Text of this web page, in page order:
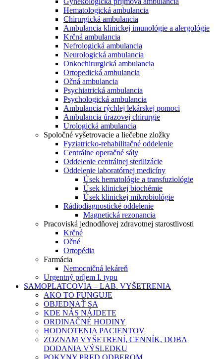
Hematologická ambulancia
Chirurgická ambulancia
Ambulancia klinickej imunológie a alergológie
Krčná ambulancia
Nefrologická ambulancia
Neurologická ambulancia
Onkochirurgická ambulancia
Ortopedická ambulancia
Očná ambulancia
Psychiatrická ambulancia
Psychologická ambulancia
Ambulancia rýchlej lekárskej pomoci
Ambulancia úrazovej chirurgie
Urologická ambulancia
Spoločné vyšetrovacie a liečebne zložky
Fyziatricko-rehabilitačné oddelenie
Centrálne operačné sály
Oddelenie centrálnej sterilizácie
Oddelenie laboratórnej medicíny
Úsek hematológie a transfuziológie
Úsek klinickej biochémie
Úsek klinickej mikrobiológie
Rádiodiagnostické oddelenie
Magnetická rezonancia
Pracoviská jednodňovej zdravotnej starostlivosti
Krčné
Očné
Ortopédia
Farmácia
Nemocničná lekáreň
Urgentný príjem I. typu
SAMOPLATCOVIA – LAB. VYŠETRENIA
AKO TO FUNGUJE
OBJEDNAŤ SA
KDE NÁS NÁJDETE
ORDINAČNÉ HODINY
HODNOTENIA PACIENTOV
ZOZNAM VYŠETRENÍ, CENNÍK, DOBA
DODANIA VÝSLEDKU
POKYNY PRED ODBEROM